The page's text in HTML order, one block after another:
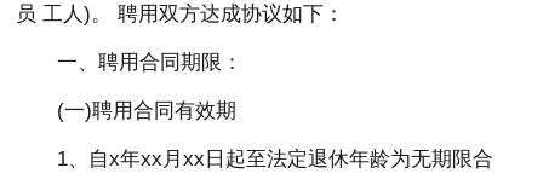
员 工人)。 聘用双方达成协议如下：
一、聘用合同期限：
(一)聘用合同有效期
1、自x年xx月xx日起至法定退休年龄为无期限合